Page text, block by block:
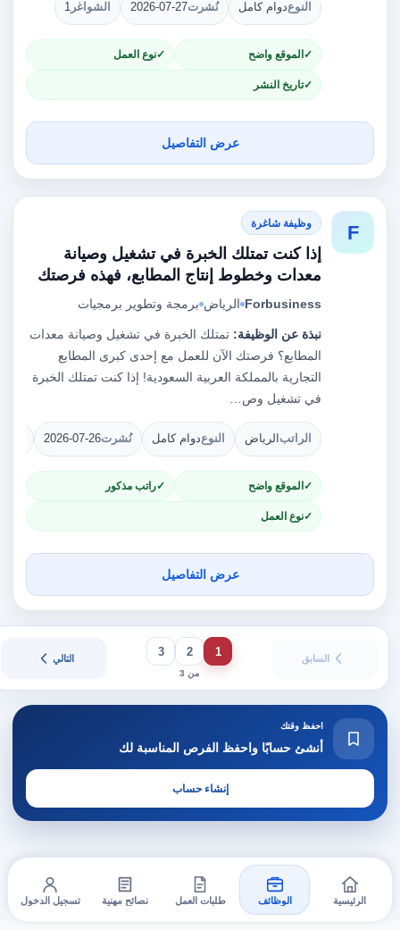
النوعدوام كامل نُشرت2026-07-27 الشواغر 1
الموقع واضح نوع العمل
تاريخ النشر
عرض التفاصيل
F وظيفة شاغرة
إذا كنت تمتلك الخبرة في تشغيل وصيانة
معدات وخطوط إنتاج المطابع، فهذه فرصتك
Forbusiness الرياض برمجة وتطوير برمجيات
نبذة عن الوظيفة: تمتلك الخبرة في تشغيل وصيانة معدات
المطابع؟ فرصتك الآن للعمل مع إحدى كبرى المطابع
التجارية بالمملكة العربية السعودية! إذا كنت تمتلك الخبرة
في تشغيل وص…
الراتب الرياض النوعدوام كامل نُشرت2026-07-26
الموقع واضح راتب مذكور
نوع العمل
عرض التفاصيل
السابق 1
2
3
من 3
التالي
احفظ وقتك
أنشئ حسابًا واحفظ الفرص المناسبة لك
إنشاء حساب
الرئيسية الوظائف طلبات العمل نصائح مهنية تسجيل الدخول